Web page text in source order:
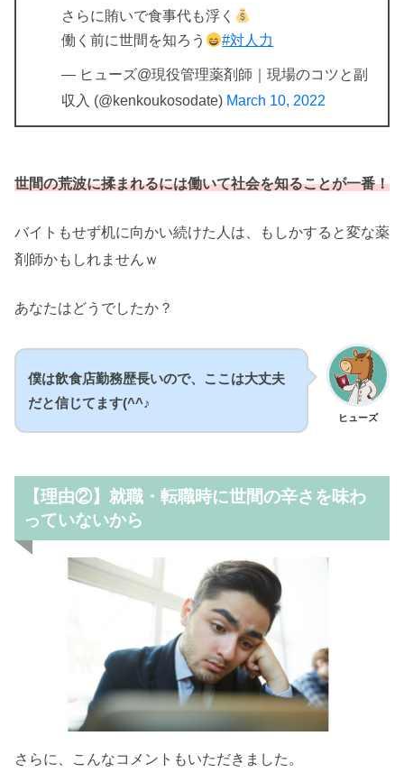
さらに賄いで食事代も浮く
働く前に世間を知ろう
#対人力
— ヒューズ@現役管理薬剤師｜現場のコツと副
収入 (@kenkoukosodate) March 10, 2022
世間の荒波に揉まれるには働いて社会を知ることが一番！
バイトもせず机に向かい続けた人は、もしかすると変な薬
剤師かもしれませんｗ
あなたはどうでしたか？
ヒューズ
僕は飲食店勤務歴長いので、ここは大丈夫
だと信じてます(^^♪
【理由②】就職・転職時に世間の辛さを味わ
っていないから
さらに、こんなコメントもいただきました。